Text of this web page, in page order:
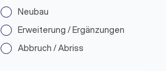
Neubau
Erweiterung / Ergänzungen
Abbruch / Abriss